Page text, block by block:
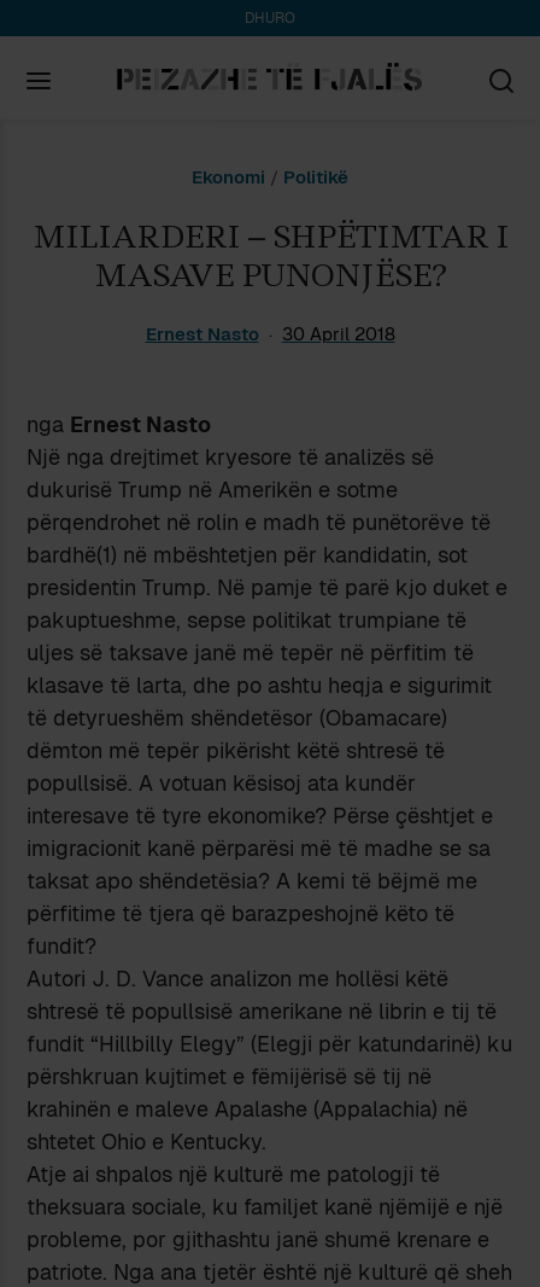
DHURO
Ekonomi / Politikë
MILIARDERI – SHPËTIMTAR I
MASAVE PUNONJËSE?
Ernest Nasto 30 April 2018
nga Ernest Nasto
Një nga drejtimet kryesore të analizës së
dukurisë Trump në Amerikën e sotme
përqendrohet në rolin e madh të punëtorëve të
bardhë(1) në mbështetjen për kandidatin, sot
presidentin Trump. Në pamje të parë kjo duket e
pakuptueshme, sepse politikat trumpiane të
uljes së taksave janë më tepër në përfitim të
klasave të larta, dhe po ashtu heqja e sigurimit
të detyrueshëm shëndetësor (Obamacare)
dëmton më tepër pikërisht këtë shtresë të
popullsisë. A votuan kësisoj ata kundër
interesave të tyre ekonomike? Përse çështjet e
imigracionit kanë përparësi më të madhe se sa
taksat apo shëndetësia? A kemi të bëjmë me
përfitime të tjera që barazpeshojnë këto të
fundit?
Autori J. D. Vance analizon me hollësi këtë
shtresë të popullsisë amerikane në librin e tij të
fundit “Hillbilly Elegy” (Elegji për katundarinë) ku
përshkruan kujtimet e fëmijërisë së tij në
krahinën e maleve Apalashe (Appalachia) në
shtetet Ohio e Kentucky.
Atje ai shpalos një kulturë me patologji të
theksuara sociale, ku familjet kanë njëmijë e një
probleme, por gjithashtu janë shumë krenare e
patriote. Nga ana tjetër është një kulturë që sheh